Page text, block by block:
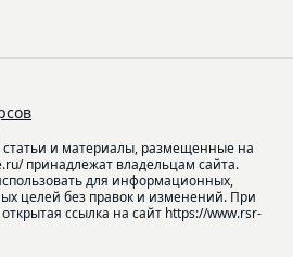
статьи и материалы, размещенные на
принадлежат владельцам сайта.
для информационных,
целей без правок и изменений. При
ссылка на сайт https://www.rsr-